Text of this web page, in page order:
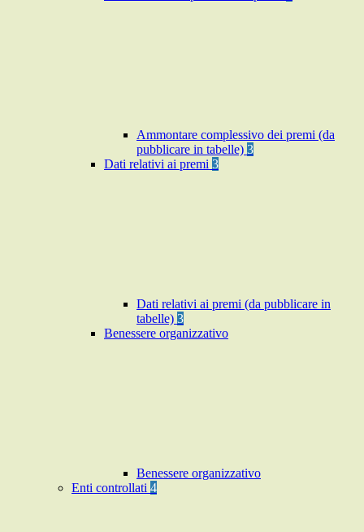
Ammontare complessivo dei premi (da
pubblicare in tabelle) 3
Dati relativi ai premi 3
Dati relativi ai premi (da pubblicare in
tabelle) 3
Benessere organizzativo
Benessere organizzativo
Enti controllati 4